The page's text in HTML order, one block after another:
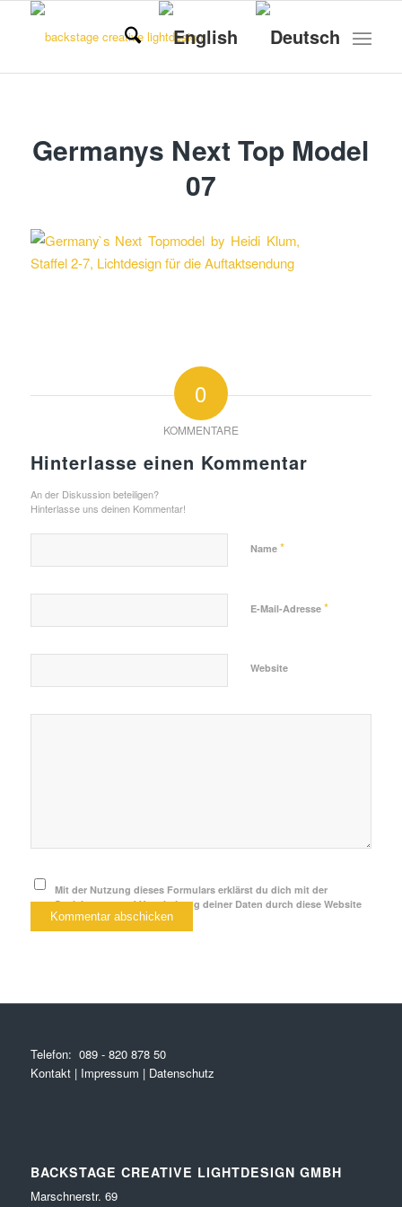
Germanys Next Top Model
07
0
KOMMENTARE
Hinterlasse einen Kommentar
An der Diskussion beteiligen?
Hinterlasse uns deinen Kommentar!
Name *
E-Mail-Adresse *
Website
Mit der Nutzung dieses Formulars erklärst du dich mit der
Speicherung und Verarbeitung deiner Daten durch diese Website
einverstanden.*
Telefon: 089 - 820 878 50
Kontakt| Impressum | Datenschutz
BACKSTAGE CREATIVE LIGHTDESIGN GMBH
Marschnerstr. 69